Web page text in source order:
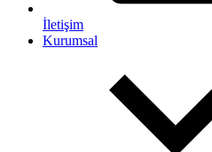
İletişim
Kurumsal